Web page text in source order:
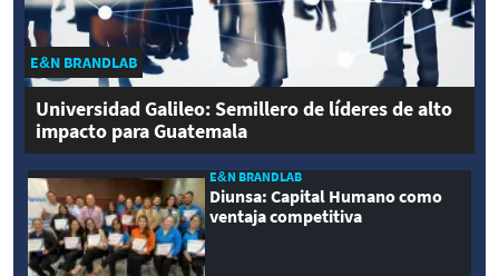
E&N BRANDLAB
Universidad Galileo: Semillero de líderes de alto
impacto para Guatemala
E&N BRANDLAB
Diunsa: Capital Humano como
ventaja competitiva